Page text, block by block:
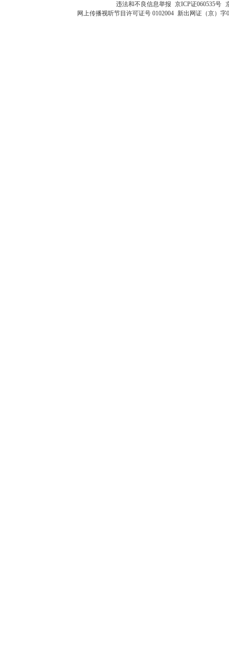
违法和不良信息举报 京ICP证060535号
网上传播视听节目许可证号 0102004 新出网证（京）